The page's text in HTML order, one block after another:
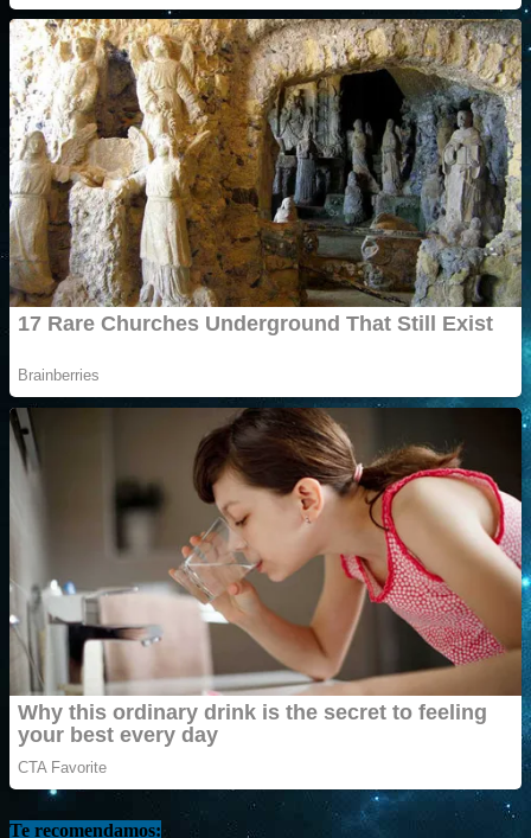
Te recomendamos: